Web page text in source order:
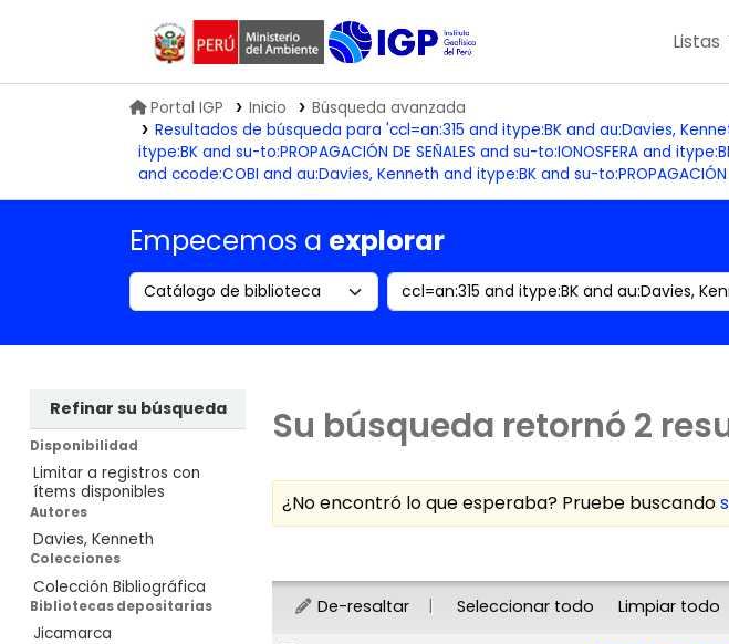
Biblioteca IGP
Listas
Portal IGP Inicio
Búsqueda avanzada
Resultados de búsqueda para 'ccl=an:315 and itype:BK and au:Davies,
itype:BK and su-to:PROPAGACIÓN DE SEÑALES and su-to:IONOSFERA and
and ccode:COBI and au:Davies, Kenneth and itype:BK and su-to:PROPAGACIÓN
Empecemos a explorar
Search the catalog by: Buscar en el catálogo por
Refinar su búsqueda
Disponibilidad
Limitar a registros con
ítems disponibles
Autores
Davies, Kenneth
Colecciones
Colección Bibliográfica
Bibliotecas depositarias
Jicamarca
Su búsqueda retornó 2
¿No encontró lo que esperaba? Pruebe buscando
De-resaltar Seleccionar todo Limpiar todo